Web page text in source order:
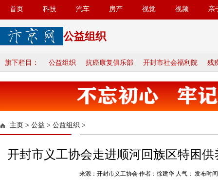
首页 科技 汽车 房产 视觉 视频 亲
公益组织
旗下栏目： 公益组织 抗癌康复俱乐部 开封市社会福利院 残
主页 > 公益 > 公益组织 >
开封市义工协会走进顺河回族区特困
来源：开封市义工协会 作者：徐建华 人气： 发布时